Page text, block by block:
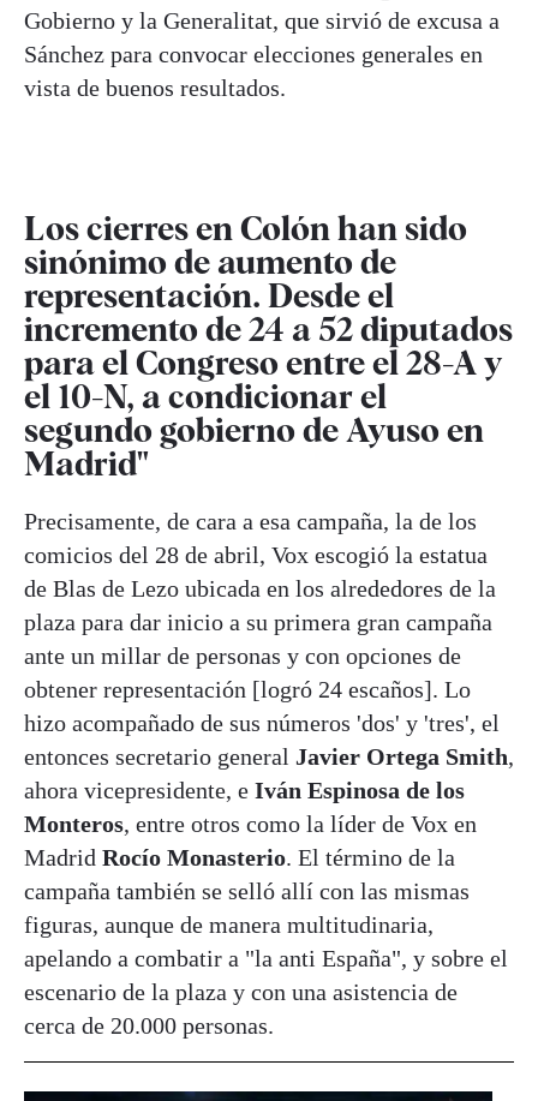
Gobierno y la Generalitat, que sirvió de excusa a
Sánchez para convocar elecciones generales en
vista de buenos resultados.
Los cierres en Colón han sido
sinónimo de aumento de
representación. Desde el
incremento de 24 a 52 diputados
para el Congreso entre el 28-A y
el 10-N, a condicionar el
segundo gobierno de Ayuso en
Madrid"
Precisamente, de cara a esa campaña, la de los
comicios del 28 de abril, Vox escogió la estatua
de Blas de Lezo ubicada en los alrededores de la
plaza para dar inicio a su primera gran campaña
ante un millar de personas y con opciones de
obtener representación [logró 24 escaños]. Lo
hizo acompañado de sus números 'dos' y 'tres', el
entonces secretario general Javier Ortega Smith,
ahora vicepresidente, e Iván Espinosa de los
Monteros, entre otros como la líder de Vox en
Madrid Rocío Monasterio. El término de la
campaña también se selló allí con las mismas
figuras, aunque de manera multitudinaria,
apelando a combatir a "la anti España", y sobre el
escenario de la plaza y con una asistencia de
cerca de 20.000 personas.